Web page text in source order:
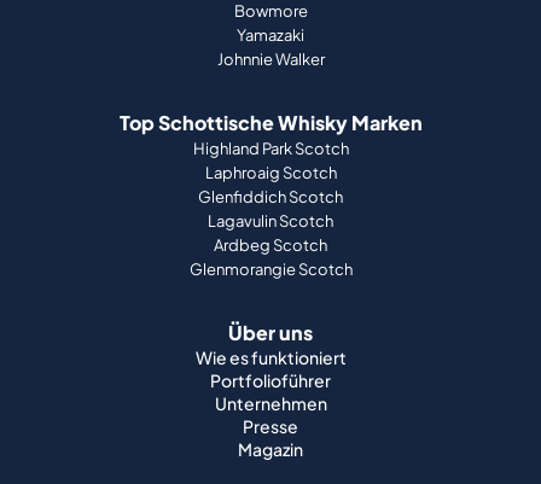
Bowmore
Yamazaki
Johnnie Walker
Top Schottische Whisky Marken
Highland Park Scotch
Laphroaig Scotch
Glenfiddich Scotch
Lagavulin Scotch
Ardbeg Scotch
Glenmorangie Scotch
Über uns
Wie es funktioniert
Portfolioführer
Unternehmen
Presse
Magazin